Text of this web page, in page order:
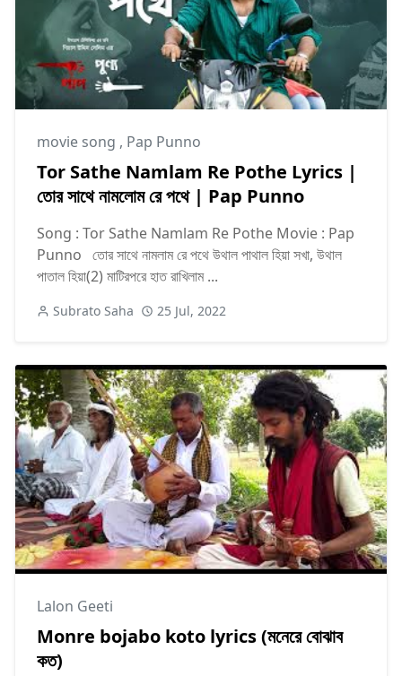
movie song , Pap Punno
Tor Sathe Namlam Re Pothe Lyrics |
তোর সাথে নামলোম রে পথে | Pap Punno
Song : Tor Sathe Namlam Re Pothe Movie : Pap
Punno তোর সাথে নামলাম রে পথে উথাল পাথাল হিয়া সখা, উথাল
পাতাল হিয়া(2) মাটিরপরে হাত রাখিলাম ...
Subrato Saha 25 Jul, 2022
Lalon Geeti
Monre bojabo koto lyrics (মনেরে বোঝাব
কত)